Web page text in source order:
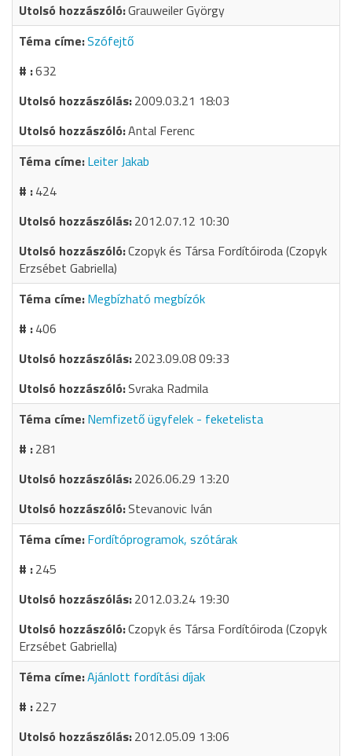
Grauweiler György
Szófejtő
632
2009.03.21 18:03
Antal Ferenc
Leiter Jakab
424
2012.07.12 10:30
Czopyk és Társa Fordítóiroda (Czopyk
Erzsébet Gabriella)
Megbízható megbízók
406
2023.09.08 09:33
Svraka Radmila
Nemfizető ügyfelek - feketelista
281
2026.06.29 13:20
Stevanovic Iván
Fordítóprogramok, szótárak
245
2012.03.24 19:30
Czopyk és Társa Fordítóiroda (Czopyk
Erzsébet Gabriella)
Ajánlott fordítási díjak
227
2012.05.09 13:06